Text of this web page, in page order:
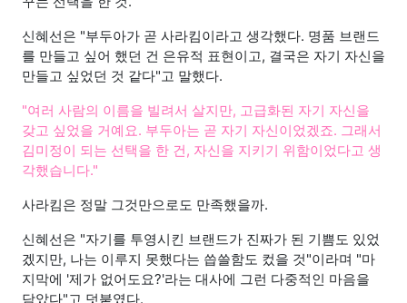
신혜선은 "부두아가 곧 사라킴이라고 생각했다. 명품 브랜드
를 만들고 싶어 했던 건 은유적 표현이고, 결국은 자기 자신을
만들고 싶었던 것 같다"고 말했다.
"여러 사람의 이름을 빌려서 살지만, 고급화된 자기 자신을
갖고 싶었을 거예요. 부두아는 곧 자기 자신이었겠죠. 그래서
김미정이 되는 선택을 한 건, 자신을 지키기 위함이었다고 생
각했습니다."
사라킴은 정말 그것만으로도 만족했을까.
신혜선은 "자기를 투영시킨 브랜드가 진짜가 된 기쁨도 있었
겠지만, 나는 이루지 못했다는 씁쓸함도 컸을 것"이라며 "마
지막에 '제가 없어도요?'라는 대사에 그런 다중적인 마음을
담았다"고 덧붙였다.